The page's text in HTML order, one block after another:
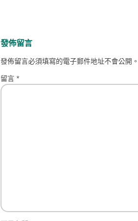
發佈留言
發佈留言必須填寫的電子郵件地址不會公開。
留言 *